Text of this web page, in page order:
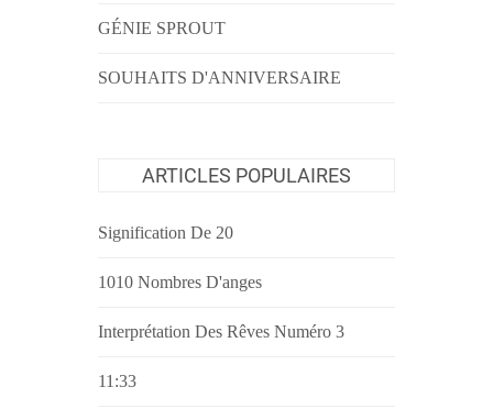
GÉNIE SPROUT
SOUHAITS D'ANNIVERSAIRE
ARTICLES POPULAIRES
Signification De 20
1010 Nombres D'anges
Interprétation Des Rêves Numéro 3
11:33